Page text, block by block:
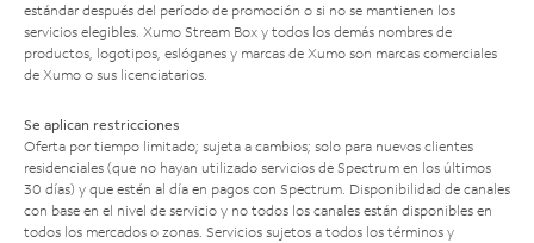
estándar después del período de promoción o si no se mantienen los
servicios elegibles. Xumo Stream Box y todos los demás nombres de
productos, logotipos, eslóganes y marcas de Xumo son marcas comerciales
de Xumo o sus licenciatarios.
Se aplican restricciones
Oferta por tiempo limitado; sujeta a cambios; solo para nuevos clientes
residenciales (que no hayan utilizado servicios de Spectrum en los últimos
30 días) y que estén al día en pagos con Spectrum. Disponibilidad de canales
con base en el nivel de servicio y no todos los canales están disponibles en
todos los mercados o zonas. Servicios sujetos a todos los términos y